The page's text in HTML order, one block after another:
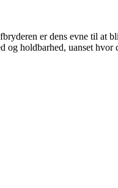
er dens evne til at
og holdbarhed, uanset hvor